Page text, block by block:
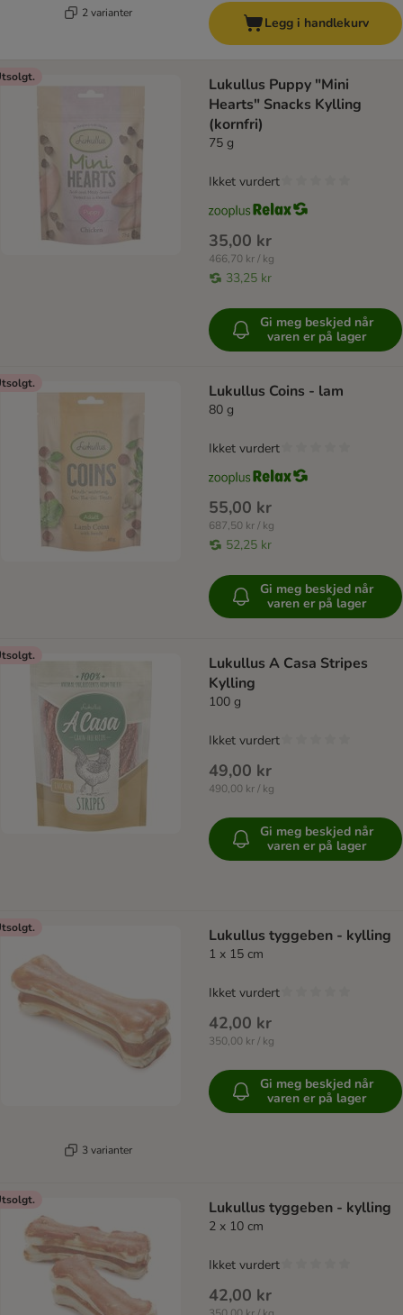
2 varianter
Legg i handlekurv
Lukullus Puppy "Mini
Hearts" Snacks Kylling
(kornfri)
75 g
35,00 kr
466,70 kr / kg
33,25 kr
Ikket vurdert
Gi meg beskjed når
varen er på lager
Lukullus Coins - lam
80 g
55,00 kr
687,50 kr / kg
52,25 kr
Ikket vurdert
Gi meg beskjed når
varen er på lager
Lukullus A Casa Stripes
Kylling
100 g
49,00 kr
490,00 kr / kg
Ikket vurdert
Gi meg beskjed når
varen er på lager
3 varianter
Lukullus tyggeben - kylling
1 x 15 cm
42,00 kr
350,00 kr / kg
Ikket vurdert
Gi meg beskjed når
varen er på lager
Lukullus tyggeben - kylling
2 x 10 cm
42,00 kr
Ikket vurdert